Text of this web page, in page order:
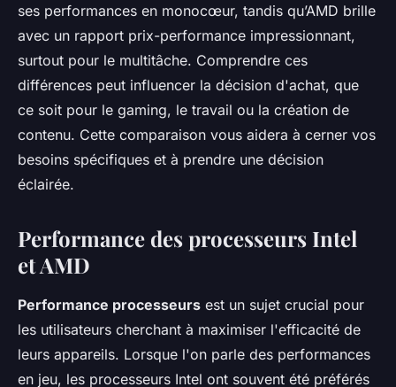
ses performances en monocœur, tandis qu’AMD brille
avec un rapport prix-performance impressionnant,
surtout pour le multitâche. Comprendre ces
différences peut influencer la décision d'achat, que
ce soit pour le gaming, le travail ou la création de
contenu. Cette comparaison vous aidera à cerner vos
besoins spécifiques et à prendre une décision
éclairée.
Performance des processeurs Intel
et AMD
Performance processeurs est un sujet crucial pour
les utilisateurs cherchant à maximiser l'efficacité de
leurs appareils. Lorsque l'on parle des performances
en jeu, les processeurs Intel ont souvent été préférés